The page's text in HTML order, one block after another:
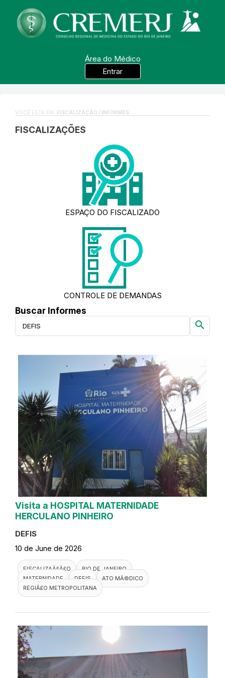
Área do Médico
Entrar
VOCÊ ESTÁ EM: FISCALIZAÇÃO / INFORMES
FISCALIZAÇÕES
ESPAÇO DO FISCALIZADO
CONTROLE DE DEMANDAS
Buscar Informes
search
Visita a HOSPITAL MATERNIDADE
HERCULANO PINHEIRO
DEFIS
10 de June de 2026
FISCALIZAÃ§Ã£O
RIO DE JANEIRO
MATERNIDADE
DEFIS
ATO MÃ©DICO
REGIÃ£O METROPOLITANA